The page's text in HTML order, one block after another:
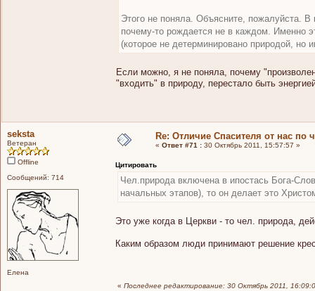
Этого не поняла. Объясните, пожалуйста. В
почему-то рождается не в каждом. Именно
(которое не детерминировано природой, но
Если можно, я не поняла, почему
"входить" в природу, перестало быть
seksta
Ветеран
Offline
Сообщений: 714
Елена
Re: Отличие Спасителя от нас по
« Ответ #71 : 30 Октябрь 2011, 15:57:57 »
Цитировать
Чел.природа включена в ипостась Бога-
начальных этапов), то он делает это
Это уже когда в Церкви - то чел. природа,
Каким образом люди принимают решение
« Последнее редактирование: 30 Октябрь 2011,